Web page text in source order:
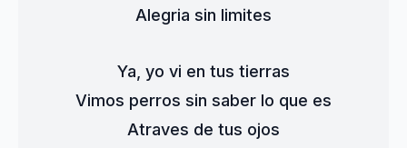
Alegria sin limites
Ya, yo vi en tus tierras
Vimos perros sin saber lo que es
Atraves de tus ojos